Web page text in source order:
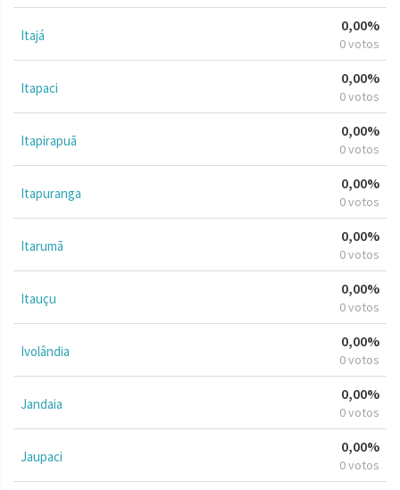
Itajá
0,00%
0 votos
Itapaci
0,00%
0 votos
Itapirapuã
0,00%
0 votos
Itapuranga
0,00%
0 votos
Itarumã
0,00%
0 votos
Itauçu
0,00%
0 votos
Ivolândia
0,00%
0 votos
Jandaia
0,00%
0 votos
Jaupaci
0,00%
0 votos